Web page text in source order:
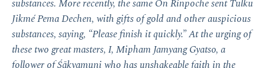
substances. More recently, the same Ön Rinpoche sent Tulku
Jikmé Pema Dechen, with gifts of gold and other auspicious
substances, saying, “Please finish it quickly.” At the urging of
these two great masters, I, Mipham Jamyang Gyatso, a